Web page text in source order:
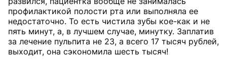
профилактикой полости рта или выполняла ее
недостаточно. То есть чистила зубы кое-как и не
пять минут, а, в лучшем случае, минутку. Заплатив
за лечение пульпита не 23, а всего 17 тысяч рублей,
выходит, она сэкономила шесть тысяч!